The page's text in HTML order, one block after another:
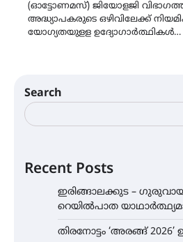
(ഓട്ടോണമസ്) ജിയോളജി
അദ്ധ്യാപകരുടെ ഒഴിവിലേക്ക്
യോഗ്യതയുളള ഉദ്യോഗാർത്ഥികൾ…
Search
Recent Posts
ഇരിങ്ങാലക്കുട –
റെയിൽപാത
തിരനോട്ടം ‘അരങ്ങ്